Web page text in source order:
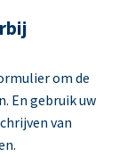
om de
En gebruik uw
van